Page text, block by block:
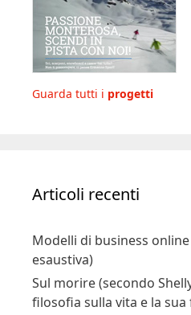
Guarda tutti i progetti
Articoli recenti
Modelli di business
esaustiva)
Sul morire (secondo
filosofia sulla vita e la sua